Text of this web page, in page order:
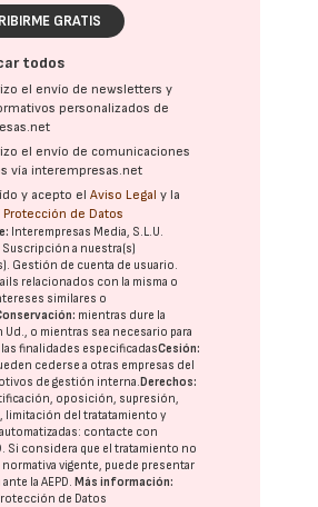
GRATIS
todos
el envío de newsletters y
personalizados de
el envío de comunicaciones
vía interempresas.net
y acepto elAviso Legal y la
Protección de Datos
Interempresas Media, S.L.U.
Suscripción a nuestra(s)
Gestión de cuenta de usuario.
relacionados con la misma o
similares o
mientras dure la
o mientras sea necesario para
las finalidades especificadasCesión:
cederse a otras empresas del
de gestión interna.Derechos:
oposición, supresión,
limitación del tratatamiento y
contacte con
. Si considera que el tratamiento no
normativa vigente, puede presentar
ante laAEPD.Más información:
de Datos